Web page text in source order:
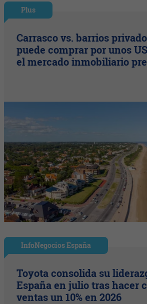
Plus
Carrasco vs. barrios
puede comprar por unos
el mercado inmobiliario
InfoNegocios España
Toyota consolida su
España en julio tras hacer
ventas un 10% en 2026